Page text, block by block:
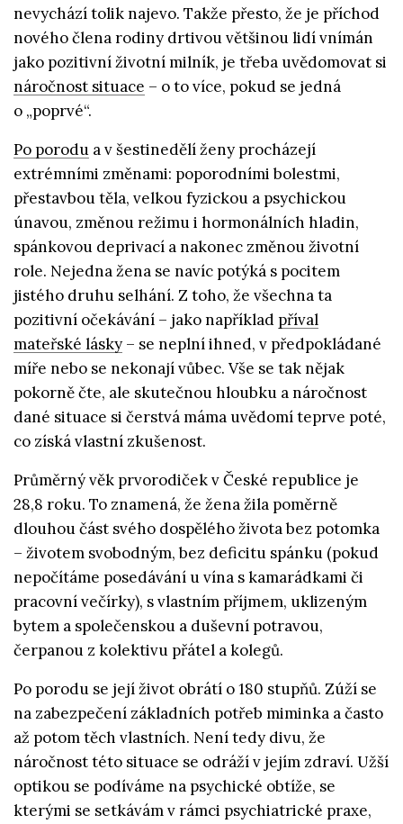
nevychází tolik najevo. Takže přesto, že je příchod
nového člena rodiny drtivou většinou lidí vnímán
jako pozitivní životní milník, je třeba uvědomovat si
náročnost situace – o to více, pokud se jedná
o „poprvé“.
Po porodu a v šestinedělí ženy procházejí
extrémními změnami: poporodními bolestmi,
přestavbou těla, velkou fyzickou a psychickou
únavou, změnou režimu i hormonálních hladin,
spánkovou deprivací a nakonec změnou životní
role. Nejedna žena se navíc potýká s pocitem
jistého druhu selhání. Z toho, že všechna ta
pozitivní očekávání – jako například příval
mateřské lásky – se neplní ihned, v předpokládané
míře nebo se nekonají vůbec. Vše se tak nějak
pokorně čte, ale skutečnou hloubku a náročnost
dané situace si čerstvá máma uvědomí teprve poté,
co získá vlastní zkušenost.
Průměrný věk prvorodiček v České republice je
28,8 roku. To znamená, že žena žila poměrně
dlouhou část svého dospělého života bez potomka
– životem svobodným, bez deficitu spánku (pokud
nepočítáme posedávání u vína s kamarádkami či
pracovní večírky), s vlastním příjmem, uklizeným
bytem a společenskou a duševní potravou,
čerpanou z kolektivu přátel a kolegů.
Po porodu se její život obrátí o 180 stupňů. Zúží se
na zabezpečení základních potřeb miminka a často
až potom těch vlastních. Není tedy divu, že
náročnost této situace se odráží v jejím zdraví. Užší
optikou se podíváme na psychické obtíže, se
kterými se setkávám v rámci psychiatrické praxe,